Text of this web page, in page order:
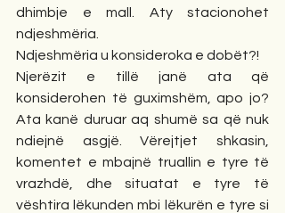
dhimbje e mall. Aty stacionohet
ndjeshmëria.
Ndjeshmëria u konsideroka e dobët?!
Njerëzit e tillë janë ata që
konsiderohen të guximshëm, apo jo?
Ata kanë duruar aq shumë sa që nuk
ndiejnë asgjë. Vërejtjet shkasin,
komentet e mbajnë truallin e tyre të
vrazhdë, dhe situatat e tyre të
vështira lëkunden mbi lëkurën e tyre si